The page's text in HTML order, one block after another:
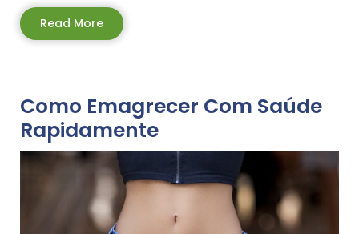
Read MoreRead
More
Como Emagrecer Com Saúde
Rapidamente